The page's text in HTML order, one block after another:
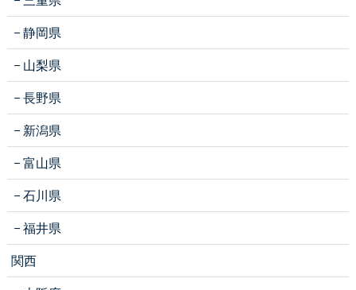
静岡県
山梨県
長野県
新潟県
富山県
石川県
福井県
関西